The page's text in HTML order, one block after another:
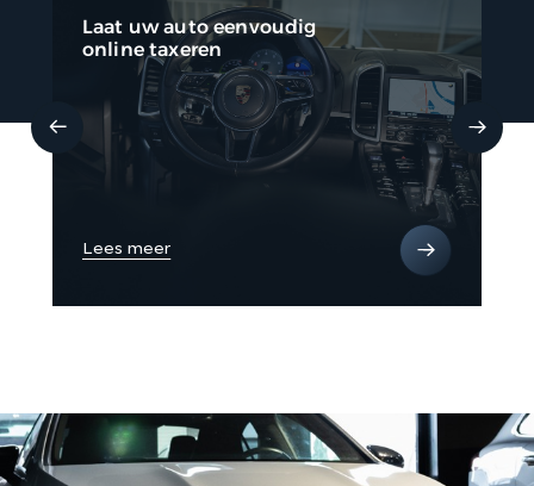
Laat uw auto eenvoudig
online taxeren
Lees meer